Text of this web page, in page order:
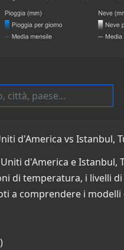
d'America vs Istanbul,
d'America e Istanbul,
di temperatura, i livelli
a comprendere i modelli